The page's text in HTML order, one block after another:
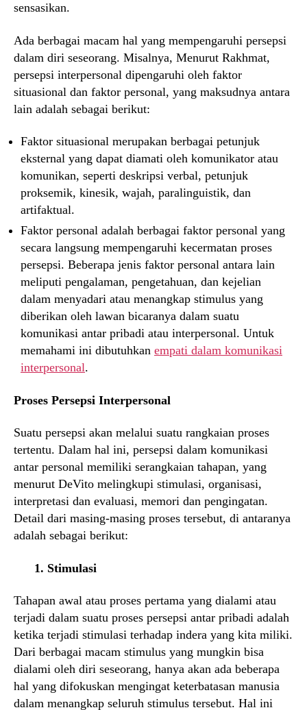
sensasikan.
Ada berbagai macam hal yang mempengaruhi persepsi
dalam diri seseorang. Misalnya, Menurut Rakhmat,
persepsi interpersonal dipengaruhi oleh faktor
situasional dan faktor personal, yang maksudnya antara
lain adalah sebagai berikut:
Faktor situasional merupakan berbagai petunjuk
eksternal yang dapat diamati oleh komunikator atau
komunikan, seperti deskripsi verbal, petunjuk
proksemik, kinesik, wajah, paralinguistik, dan
artifaktual.
Faktor personal adalah berbagai faktor personal yang
secara langsung mempengaruhi kecermatan proses
persepsi. Beberapa jenis faktor personal antara lain
meliputi pengalaman, pengetahuan, dan kejelian
dalam menyadari atau menangkap stimulus yang
diberikan oleh lawan bicaranya dalam suatu
komunikasi antar pribadi atau interpersonal. Untuk
memahami ini dibutuhkan empati dalam komunikasi
interpersonal.
Proses Persepsi Interpersonal
Suatu persepsi akan melalui suatu rangkaian proses
tertentu. Dalam hal ini, persepsi dalam komunikasi
antar personal memiliki serangkaian tahapan, yang
menurut DeVito melingkupi stimulasi, organisasi,
interpretasi dan evaluasi, memori dan pengingatan.
Detail dari masing-masing proses tersebut, di antaranya
adalah sebagai berikut:
1. Stimulasi
Tahapan awal atau proses pertama yang dialami atau
terjadi dalam suatu proses persepsi antar pribadi adalah
ketika terjadi stimulasi terhadap indera yang kita miliki.
Dari berbagai macam stimulus yang mungkin bisa
dialami oleh diri seseorang, hanya akan ada beberapa
hal yang difokuskan mengingat keterbatasan manusia
dalam menangkap seluruh stimulus tersebut. Hal ini